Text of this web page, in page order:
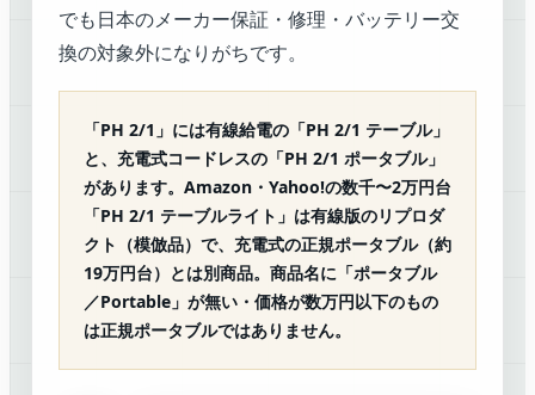
でも日本のメーカー保証・修理・バッテリー交
換の対象外になりがちです。
「PH 2/1」には有線給電の「PH 2/1 テーブル」
と、充電式コードレスの「PH 2/1 ポータブル」
があります。Amazon・Yahoo!の数千〜2万円台
「PH 2/1 テーブルライト」は有線版のリプロダ
クト（模倣品） で、充電式の正規ポータブル（約
19万円台）とは別商品。商品名に「ポータブル
／Portable」が無い・価格が数万円以下のもの
は正規ポータブルではありません。